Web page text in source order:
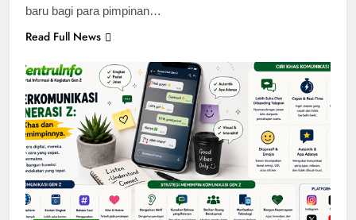
baru bagi para pimpinan…
Read Full News